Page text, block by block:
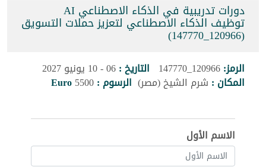
دورات تدريبية في الذكاء الاصطناعي AI
توظيف الذكاء الاصطناعي لتعزيز حملات التسويق
(120966_147770)
الرمز:120966_147770 التاريخ :06 - 10 يونيو 2027
المكان : شرم الشيخ (مصر) الرسوم :5500
Euro
الاسم الأول